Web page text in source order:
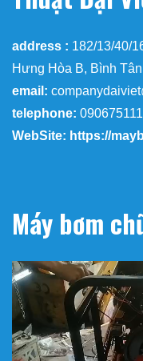
address : 182/13/40/
Hưng Hòa B, Bình
email:
telephone:
WebSite: https://
Máy bơm
Trình
chơi
Video